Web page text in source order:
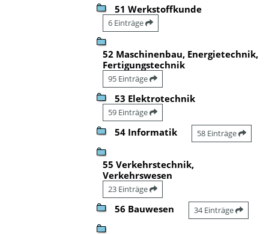
51 Werkstoffkunde
6 Einträge
52 Maschinenbau, Energietechnik,
Fertigungstechnik
95 Einträge
53 Elektrotechnik
59 Einträge
54 Informatik 58 Einträge
55 Verkehrstechnik,
Verkehrswesen
23 Einträge
56 Bauwesen 34 Einträge